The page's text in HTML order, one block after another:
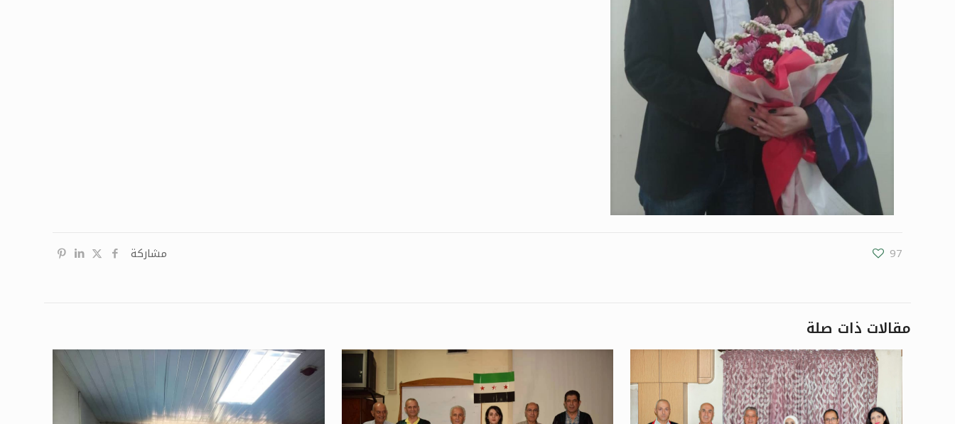
مشاركة 97
مقالات ذات صلة